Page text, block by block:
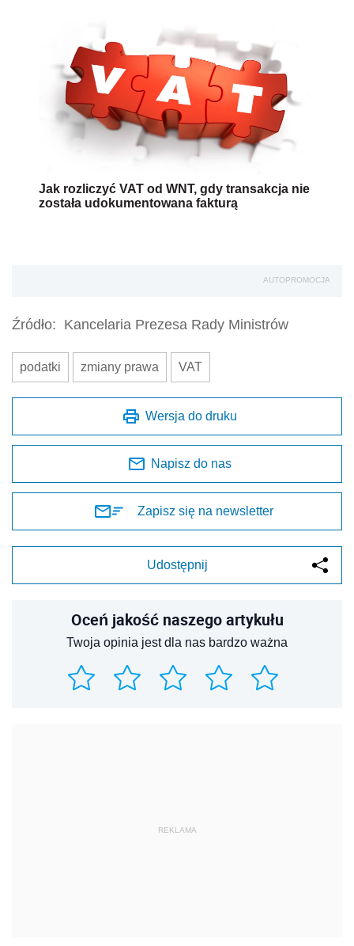
Jak rozliczyć VAT od WNT, gdy transakcja nie
została udokumentowana fakturą
AUTOPROMOCJA
Źródło: Kancelaria Prezesa Rady Ministrów
podatki zmiany prawa VAT
Wersja do druku
Napisz do nas
Zapisz się na newsletter
Udostępnij
Oceń jakość naszego artykułu
Twoja opinia jest dla nas bardzo ważna
REKLAMA